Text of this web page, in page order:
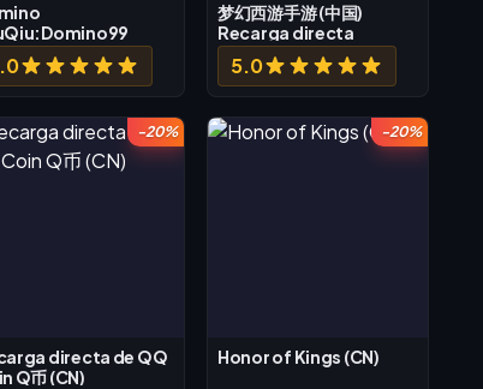
梦幻西游手游 (中国)
Recarga directa
5.0
-20%
directa de QQ
Q币 (CN)
-20%
Honor of Kings (CN)